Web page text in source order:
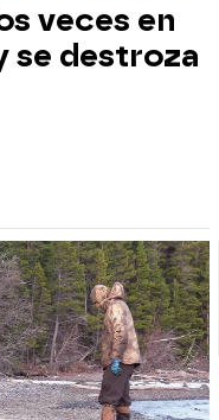
veces en
se destroza